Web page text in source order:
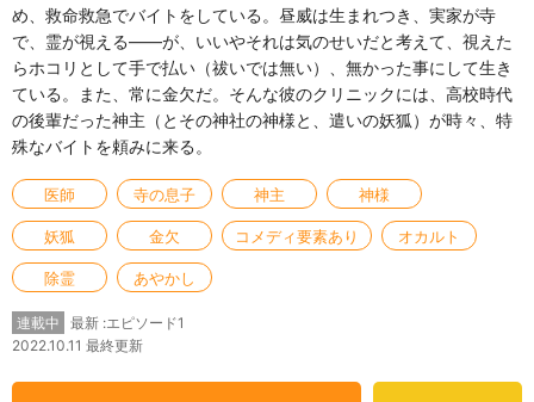
め、救命救急でバイトをしている。昼威は生まれつき、実家が寺
で、霊が視える――が、いいやそれは気のせいだと考えて、視えた
らホコリとして手で払い（祓いでは無い）、無かった事にして生き
ている。また、常に金欠だ。そんな彼のクリニックには、高校時代
の後輩だった神主（とその神社の神様と、遣いの妖狐）が時々、特
殊なバイトを頼みに来る。
医師 寺の息子 神主 神様
妖狐 金欠 コメディ要素あり オカルト
除霊 あやかし
連載中
最新 :エピソード1
2022.10.11 最終更新